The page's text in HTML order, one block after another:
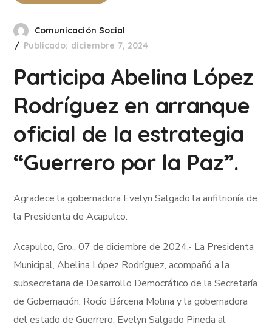
Comunicación Social
Publicado: diciembre 7, 2024
Participa Abelina López
Rodríguez en arranque
oficial de la estrategia
“Guerrero por la Paz”.
Agradece la gobernadora Evelyn Salgado la anfitrionía de
la Presidenta de Acapulco.
Acapulco, Gro., 07 de diciembre de 2024.- La Presidenta
Municipal, Abelina López Rodríguez, acompañó a la
subsecretaria de Desarrollo Democrático de la Secretaría
de Gobernación, Rocío Bárcena Molina y la gobernadora
del estado de Guerrero, Evelyn Salgado Pineda al